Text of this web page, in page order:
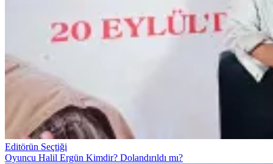
Editörün Seçtiği
Oyuncu Halil Ergün Kimdir? Dolandırıldı mı?